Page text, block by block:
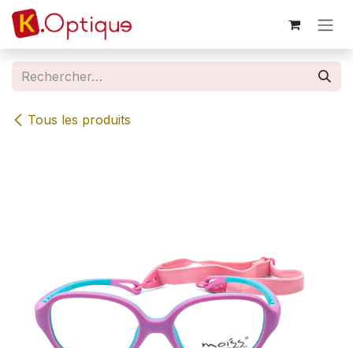
Se rendre au contenu
Tous les produits